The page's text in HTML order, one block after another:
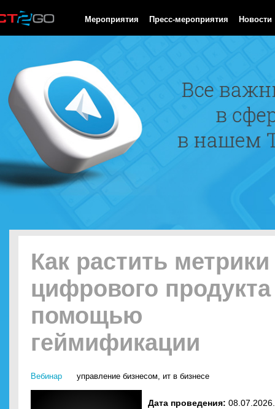
Мероприятия Пресс-мероприятия Новости
Как растить метрики
цифрового
помощью
геймификации
Вебинар управление бизнесом, ит в бизнесе
Дата проведения: